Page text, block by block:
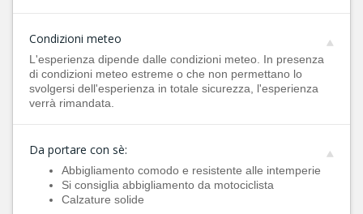
Condizioni meteo
L'esperienza dipende dalle condizioni meteo. In presenza
di condizioni meteo estreme o che non permettano lo
svolgersi dell'esperienza in totale sicurezza, l'esperienza
verrà rimandata.
Da portare con sè:
Abbigliamento comodo e resistente alle intemperie
Si consiglia abbigliamento da motociclista
Calzature solide